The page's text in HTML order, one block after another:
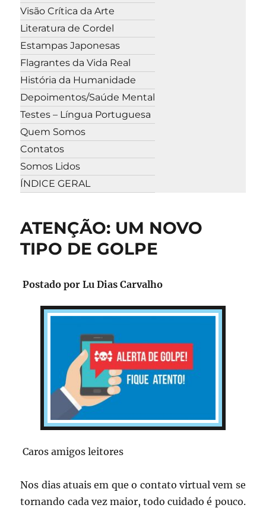
Visão Crítica da Arte
Literatura de Cordel
Estampas Japonesas
Flagrantes da Vida Real
História da Humanidade
Depoimentos/Saúde Mental
Testes – Língua Portuguesa
Quem Somos
Contatos
Somos Lidos
ÍNDICE GERAL
ATENÇÃO: UM NOVO
TIPO DE GOLPE
Postado por Lu Dias Carvalho
Caros amigos leitores
Nos dias atuais em que o contato virtual vem se
tornando cada vez maior, todo cuidado é pouco.